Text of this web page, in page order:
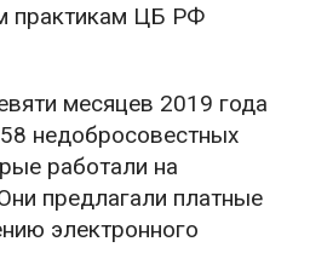
практикам ЦБ РФ
месяцев 2019 года
недобросовестных
работали на
предлагали платные
электронного